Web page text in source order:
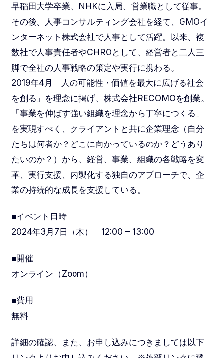
早稲田大学卒業、NHKに入局、営業職として従事。
その後、人事コンサルティング会社を経て、GMOイ
ンターネット株式会社で人事として活躍。以来、複
数社で人事責任者やCHROとして、経営者と二人三
脚で全社の人事戦略の策定や実行に携わる。
2019年4月「人の可能性・価値を最大に広げる社会
を創る」を理念に掲げ、株式会社RECOMOを創業。
「事業を伸ばす強い組織を理念から丁寧につくる」
を実現すべく、クライアントと共に企業理念（自分
たちは何者か？どこに向かっているのか？どうあり
たいのか？）から、経営、事業、組織の各戦略を変
革、実行支援、内製化する独自のアプローチで、企
業の持続的な成長を支援している。
■イベント日時
2024年3月7日（木） 12:00 – 13:00
■開催
オンライン（Zoom）
■費用
無料
詳細の確認、また、お申し込みにつきましては以下